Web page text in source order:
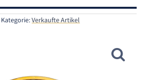
Kategorie:Verkaufte Artikel